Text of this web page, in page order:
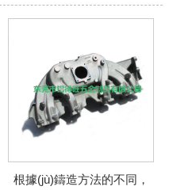
根據(jù)鑄造方法的不同，